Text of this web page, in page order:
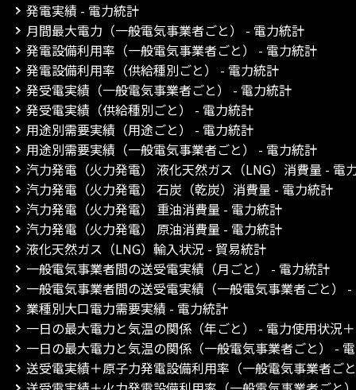
発電実績 - 電力統計
月間最大電力（一般電気事業者ごと） - 電力統計
発電設備利用率（一般電気事業者ごと） - 電力統計
発電設備利用率（供給種別ごと） - 電力統計
発受電実績（一般電気事業者ごと） - 電力統計
発受電実績（供給種別ごと） - 電力統計
用途別需要実績（用途ごと） - 電力統計
用途別需要実績（一般電気事業者ごと） - 電力統計
汽力発電（火力発電） 液化天然ガス（LNG）消費量 - 電
汽力発電（火力発電） 石炭（乾炭）消費量 - 電力統計
汽力発電（火力発電） 重油消費量 - 電力統計
汽力発電（火力発電） 原油消費量 - 電力統計
液化天然ガス（LNG）輸入状況 - 貿易統計
一般電気事業者間の送受電実績（月ごと） - 電力統計
一般電気事業者間の送受電実績（一般電気事業者ごと）
業種別大口電力需要実績 - 電力統計
一日の最大電力と気温の関係（年ごと） - 電力使用状況
一日の最大電力と気温の関係（一般電気事業者ごと） -
送受電実績＋原子力発電設備利用率（一般電気事業者ご